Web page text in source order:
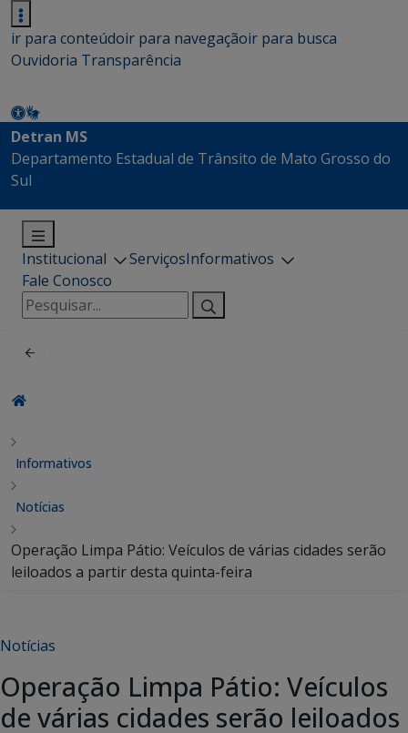
ir para conteúdoir para navegaçãoir para busca
Ouvidoria Transparência
Detran MS
Departamento Estadual de Trânsito de Mato Grosso do
Sul
Institucional ServiçosInformativos
Fale Conosco
Pesquisar
por:
Informativos
Notícias
Operação Limpa Pátio: Veículos de várias cidades serão
leiloados a partir desta quinta-feira
Notícias
Operação Limpa Pátio: Veículos
de várias cidades serão leiloados